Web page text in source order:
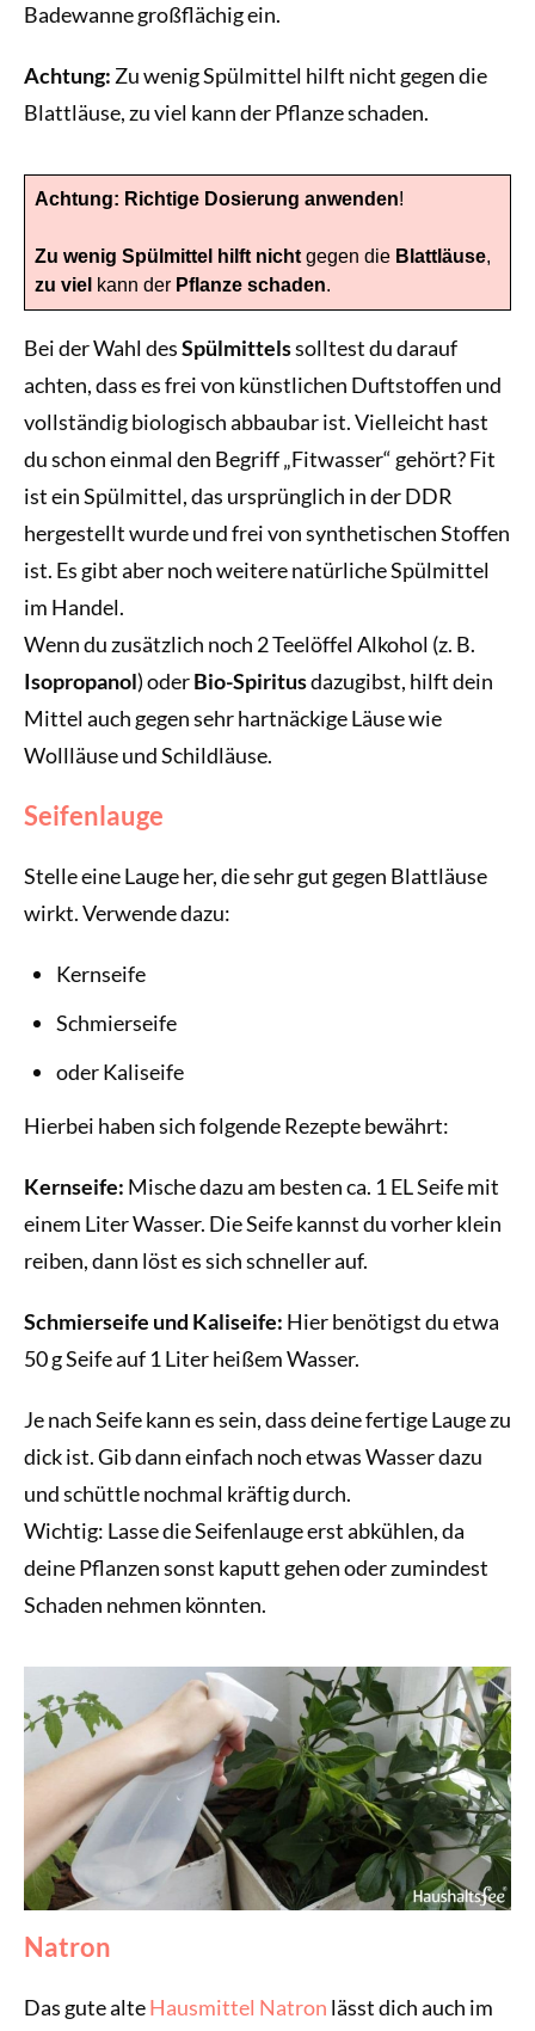
Badewanne großflächig ein.
Achtung:Zu wenig Spülmittel hilft nicht gegen die
Blattläuse, zu viel kann der Pflanze schaden.
Achtung: Richtige Dosierung anwenden!
Zu wenig Spülmittel hilft nichtgegen die Blattläuse,
zu viel kann der Pflanze schaden.
Bei der Wahl desSpülmittelssolltest du darauf
achten, dass es frei von künstlichen Duftstoffen und
vollständig biologisch abbaubar ist. Vielleicht hast
du schon einmal den Begriff „Fitwasser“ gehört? Fit
ist ein Spülmittel, das ursprünglich in der DDR
hergestellt wurde und frei von synthetischen Stoffen
ist. Es gibt aber noch weitere natürliche Spülmittel
im Handel.
Wenn du zusätzlich noch 2 Teelöffel Alkohol (z. B.
Isopropanol) oderBio-Spiritusdazugibst, hilft dein
Mittel auch gegen sehr hartnäckige Läuse wie
Wollläuse und Schildläuse.
Seifenlauge
Stelle eine Lauge her, die sehr gut gegen Blattläuse
wirkt. Verwende dazu:
Kernseife
Schmierseife
oder Kaliseife
Hierbei haben sich folgende Rezepte bewährt:
Kernseife: Mische dazu am besten ca. 1 EL Seife mit
einem Liter Wasser. Die Seife kannst du vorher klein
reiben, dann löst es sich schneller auf.
Schmierseife und Kaliseife: Hier benötigst du etwa
50 g Seife auf 1 Liter heißem Wasser.
Je nach Seife kann es sein, dass deine fertige Lauge zu
dick ist. Gib dann einfach noch etwas Wasser dazu
und schüttle nochmal kräftig durch.
Wichtig: Lasse die Seifenlauge erst abkühlen, da
deine Pflanzen sonst kaputt gehen oder zumindest
Schaden nehmen könnten.
Natron
Das gute alteHausmittel Natron lässt dich auch im